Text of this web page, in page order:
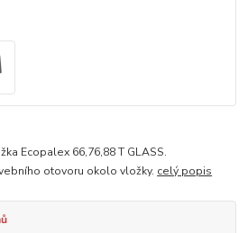
Ecopalex 66,76,88 T GLASS.
otovoru okolo vložky. celý popis